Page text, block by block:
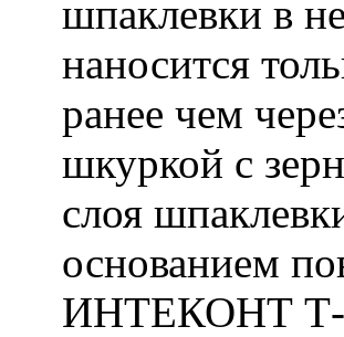
шпаклевки в
наносится
ранее чем
шкуркой с
слоя
основанием
ИНТЕКОНТ Т-